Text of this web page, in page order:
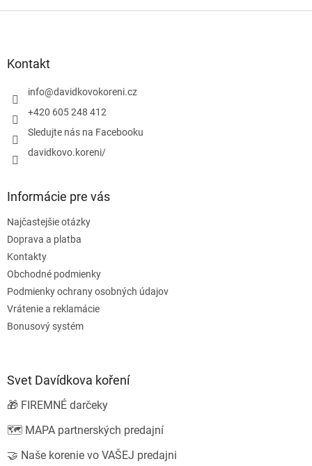
l
Kontakt
info@davidkovokoreni.cz
+420 605 248 412
Sledujte nás na Facebooku
davidkovo.koreni/
Informácie pre vás
Najčastejšie otázky
Doprava a platba
Kontakty
Obchodné podmienky
Podmienky ochrany osobných údajov
Vrátenie a reklamácie
Bonusový systém
Svet Davídkova koření
🎁 FIREMNÉ darčeky
🗺️ MAPA partnerských predajní
🤝 Naše korenie vo VAŠEJ predajni